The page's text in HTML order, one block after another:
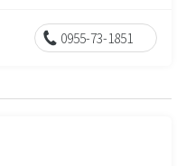
0955-73-1851